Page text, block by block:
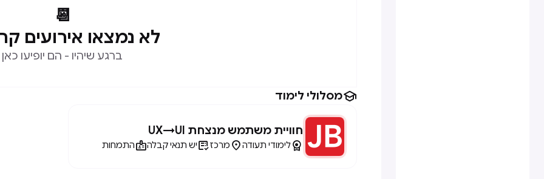
📆
לא נמצאו אירועים
ברגע שיהיו - הם יופיעו כאן
מסלולי לימוד
חוויית משתמש מנצחת UX→UI
לימודי תעודה מרכזיש תנאי קבלההתמחות